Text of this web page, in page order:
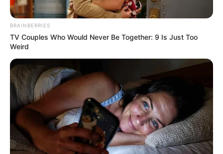
BRAINBERRIES
TV Couples Who Would Never Be Together: 9 Is Just Too
Weird